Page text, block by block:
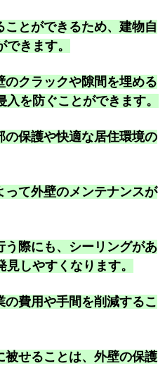
とができるため、建物自
きます。
のクラックや隙間を埋める
を防ぐことができます。
の保護や快適な居住環境の
って外壁のメンテナンスが
う際にも、シーリングがあ
しやすくなります。
の費用や手間を削減するこ
被せることは、外壁の保護